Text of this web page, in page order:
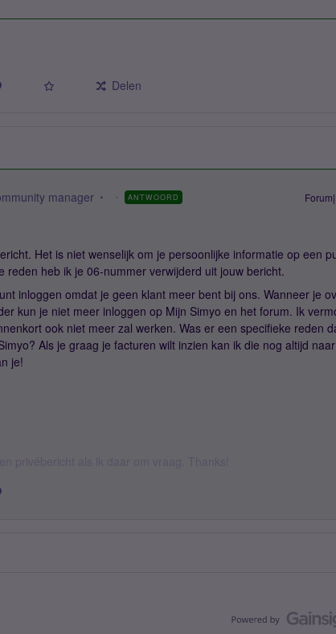
Delen
manager ANTWOORD
Het is niet wenselijk om je persoonlijke informatie op een
reden heb ik je 06-nummer verwijderd uit jouw bericht.
inloggen omdat je geen klant meer bent bij ons. Wanneer je
kun je niet meer inloggen op Mijn Simyo en het forum. Ik
ook niet meer zal werken. Was er een specifieke reden
Als je graag je facturen wilt inzien kan ik die nog altijd
je!